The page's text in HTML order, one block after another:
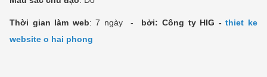
Thời gian làm web: 7 ngày - bởi: Công ty HIG -thiet ke
website o hai phong